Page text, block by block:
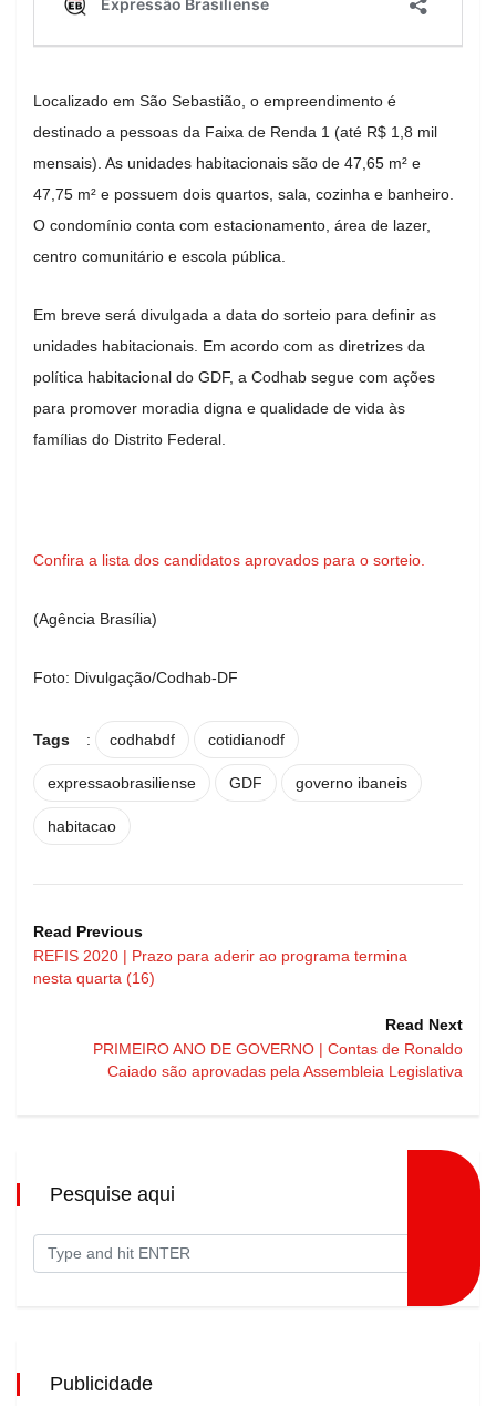
Localizado em São Sebastião, o empreendimento é
destinado a pessoas da Faixa de Renda 1 (até R$ 1,8 mil
mensais). As unidades habitacionais são de 47,65 m² e
47,75 m² e possuem dois quartos, sala, cozinha e banheiro.
O condomínio conta com estacionamento, área de lazer,
centro comunitário e escola pública.
Em breve será divulgada a data do sorteio para definir as
unidades habitacionais. Em acordo com as diretrizes da
política habitacional do GDF, a Codhab segue com ações
para promover moradia digna e qualidade de vida às
famílias do Distrito Federal.
Confira a lista dos candidatos aprovados para o sorteio.
(Agência Brasília)
Foto: Divulgação/Codhab-DF
Tags : codhabdf cotidianodf
expressaobrasiliense GDF governo ibaneis
habitacao
Read Previous
REFIS 2020 | Prazo para aderir ao programa termina
nesta quarta (16)
Read Next
PRIMEIRO ANO DE GOVERNO | Contas de Ronaldo
Caiado são aprovadas pela Assembleia Legislativa
Pesquise aqui
Publicidade